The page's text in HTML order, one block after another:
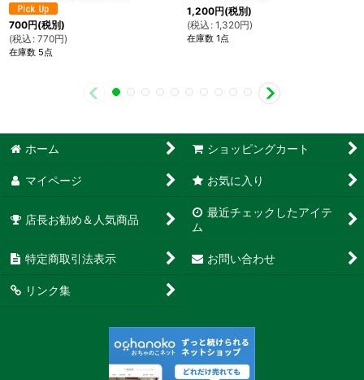
700円(税別)
(税込 : 770円)
在庫数 5点
1,200円(税別)
(税込 : 1,320円)
在庫数 1点
ホーム ショッピングカート
マイページ お気に入り
店長お勧め＆人気商品
最近チェックしたアイテ
ム
特定商取引法表示 お問い合わせ
リンク集